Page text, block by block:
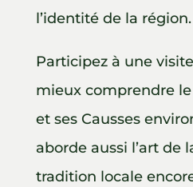
l’identité de la région.
Participez à une
mieux comprendre
et ses Causses
aborde aussi l’art de
tradition locale